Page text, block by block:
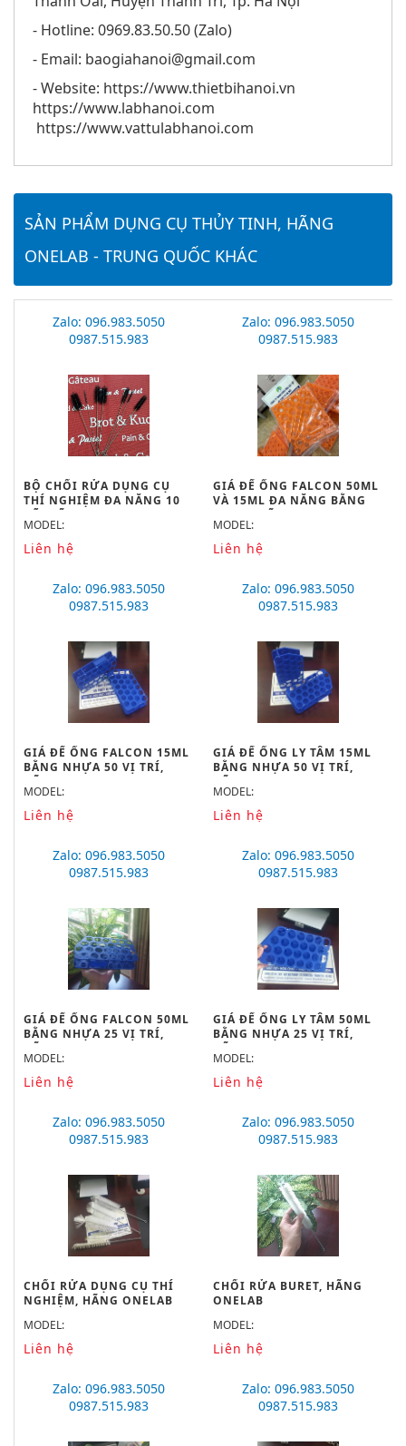
- Hotline: 0969.83.50.50 (Zalo)
- Email: baogiahanoi@gmail.com
- Website: https://www.thietbihanoi.vn
https://www.labhanoi.com
https://www.vattulabhanoi.com
SẢN PHẨM DỤNG CỤ THỦY TINH, HÃNG
ONELAB - TRUNG QUỐC KHÁC
Zalo: 096.983.5050
0987.515.983
BỘ CHỔI RỬA DỤNG CỤ
THÍ NGHIỆM ĐA NĂNG 10
CỠ, HÃNG ONELAB
MODEL:
Liên hệ
Zalo: 096.983.5050
0987.515.983
GIÁ ĐỂ ỐNG FALCON 50ML
VÀ 15ML ĐA NĂNG BẰNG
NHỰA, HÃNG ONELAB
MODEL:
Liên hệ
Zalo: 096.983.5050
0987.515.983
GIÁ ĐỂ ỐNG FALCON 15ML
BẰNG NHỰA 50 VỊ TRÍ,
HÃNG ONELAB
MODEL:
Liên hệ
Zalo: 096.983.5050
0987.515.983
GIÁ ĐỂ ỐNG LY TÂM 15ML
BẰNG NHỰA 50 VỊ TRÍ,
HÃNG ONELAB
MODEL:
Liên hệ
Zalo: 096.983.5050
0987.515.983
GIÁ ĐỂ ỐNG FALCON 50ML
BẰNG NHỰA 25 VỊ TRÍ,
HÃNG ONELAB
MODEL:
Liên hệ
Zalo: 096.983.5050
0987.515.983
GIÁ ĐỂ ỐNG LY TÂM 50ML
BẰNG NHỰA 25 VỊ TRÍ,
HÃNG ONELAB
MODEL:
Liên hệ
Zalo: 096.983.5050
0987.515.983
CHỔI RỬA DỤNG CỤ THÍ
NGHIỆM, HÃNG ONELAB
MODEL:
Liên hệ
Zalo: 096.983.5050
0987.515.983
CHỔI RỬA BURET, HÃNG
ONELAB
MODEL:
Liên hệ
Zalo: 096.983.5050
0987.515.983
Zalo: 096.983.5050
0987.515.983